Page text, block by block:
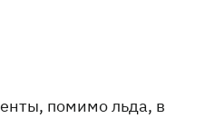
помимо льда, в